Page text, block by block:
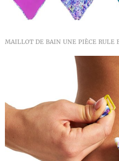
MAILLOT DE BAIN UNE PIÈCE RULE